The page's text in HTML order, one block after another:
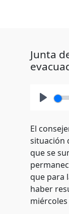
Junta
El
situación
que se
que para
haber